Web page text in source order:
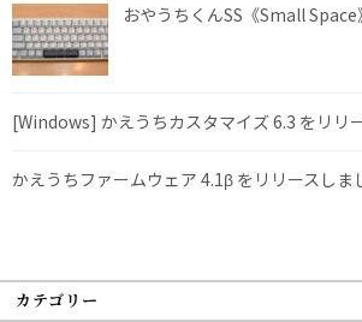
おやうちくんSS《Small Space
[Windows] かえうちカスタマイズ 6.3 をリリ
かえうちファームウェア 4.1β をリリースしま
カテゴリー